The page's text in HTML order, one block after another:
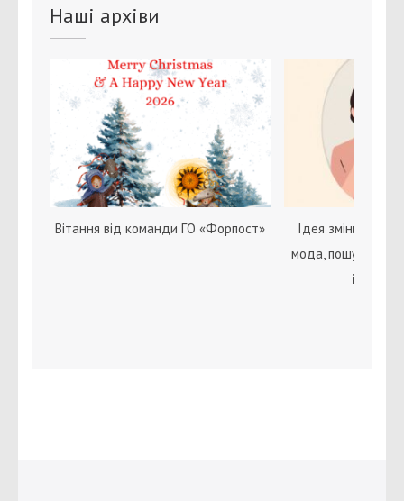
Наші архіви
Вітання від команди ГО «Форпост»
Ідея зміни статі
мода, пошук себе